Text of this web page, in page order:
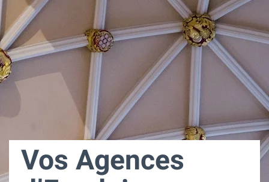
Vos Agences